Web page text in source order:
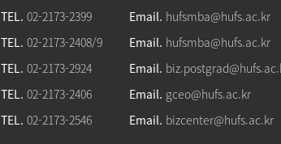
TEL. 02-2173-2399 Email. hufsmba@hufs.ac.kr
TEL. 02-2173-2408/9 Email. hufsmba@hufs.ac.kr
TEL. 02-2173-2924 Email.
TEL. 02-2173-2406 Email. gceo@hufs.ac.kr
TEL. 02-2173-2546 Email. bizcenter@hufs.ac.kr